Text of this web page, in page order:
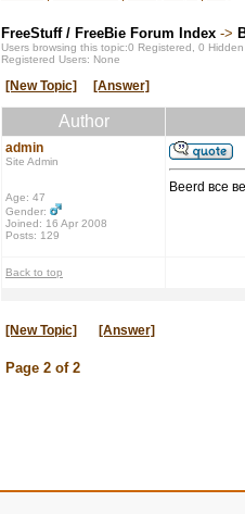
FreeStuff / FreeBie Forum Index ->
Users browsing this topic:0 Registered, 0
Registered Users: None
[New Topic] [Answer]
Author
admin
Site Admin
Age: 47
Gender:
Joined: 16 Apr 2008
Posts: 129
Beerd все
Back to top
[New Topic] [Answer]
Page 2 of 2